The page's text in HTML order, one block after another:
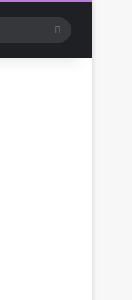
Rechercher